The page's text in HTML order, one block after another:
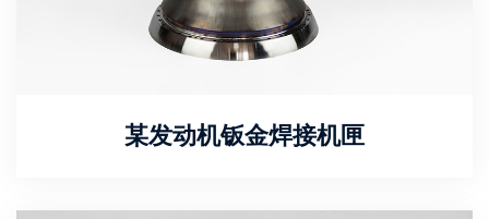
某发动机钣金焊接机匣